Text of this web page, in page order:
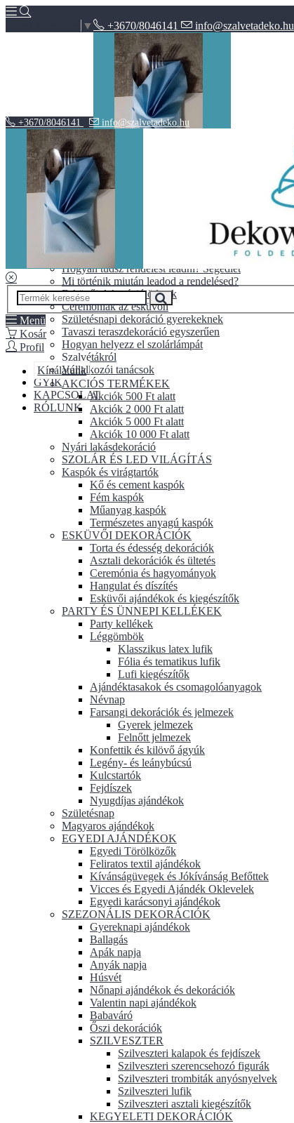
▼ +3670/8046141 info@szalvetadeko.hu
Hírek
ÁSZF
Adatvédelem
BLOG
10+1 tipp a tökéletes nászajándékhoz
Halloween vs. Mindenszentek
Hogyan tudsz rendelést leadni? Segédlet
Mi történik miután leadod a rendelésed?
Esküvői dekoráció ötletek
Ceremóniák az esküvőn
Születésnapi dekoráció gyerekeknek
Tavaszi teraszdekoráció egyszerűen
Hogyan helyezz el szolárlámpát
Szalvétákról
Vállalkozói tanácsok
GYIK
KAPCSOLAT
RÓLUNK
+3670/8046141 info@szalvetadeko.hu
Menü
Kosár
Profil
Kínálatunk
AKCIÓS TERMÉKEK
Akciók 500 Ft alatt
Akciók 2 000 Ft alatt
Akciók 5 000 Ft alatt
Akciók 10 000 Ft alatt
Nyári lakásdekoráció
SZOLÁR ÉS LED VILÁGÍTÁS
Kaspók és virágtartók
Kő és cement kaspók
Fém kaspók
Műanyag kaspók
Természetes anyagú kaspók
ESKÜVŐI DEKORÁCIÓK
Torta és édesség dekorációk
Asztali dekorációk és ültetés
Ceremónia és hagyományok
Hangulat és díszítés
Esküvői ajándékok és kiegészítők
PARTY ÉS ÜNNEPI KELLÉKEK
Party kellékek
Léggömbök
Klasszikus latex lufik
Fólia és tematikus lufik
Lufi kiegészítők
Ajándéktasakok és csomagolóanyagok
Névnap
Farsangi dekorációk és jelmezek
Gyerek jelmezek
Felnőtt jelmezek
Konfettik és kilövő ágyúk
Legény- és leánybúcsú
Kulcstartók
Fejdíszek
Nyugdíjas ajándékok
Születésnap
Magyaros ajándékok
EGYEDI AJÁNDÉKOK
Egyedi Törölközők
Feliratos textil ajándékok
Kívánságüvegek és Jókívánság Befőttek
Vicces és Egyedi Ajándék Oklevelek
Egyedi karácsonyi ajándékok
SZEZONÁLIS DEKORÁCIÓK
Gyereknapi ajándékok
Ballagás
Apák napja
Anyák napja
Húsvét
Nőnapi ajándékok és dekorációk
Valentin napi ajándékok
Babaváró
Őszi dekorációk
SZILVESZTER
Szilveszteri kalapok és fejdíszek
Szilveszteri szerencsehozó figurák
Szilveszteri trombiták anyósnyelvek
Szilveszteri lufik
Szilveszteri asztali kiegészítők
KEGYELETI DEKORÁCIÓK